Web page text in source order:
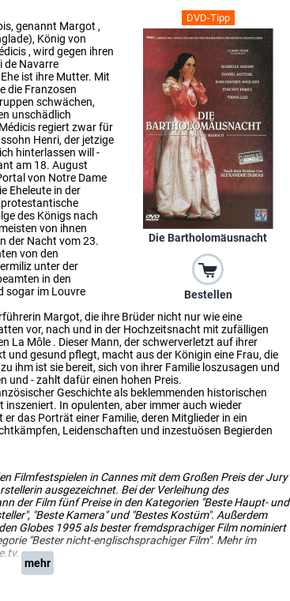
DVD-Tipp
Die Bartholomäusnacht
Bestellen
genannt Margot ,
König von
, wird gegen ihren
de Navarre
ist ihre Mutter. Mit
die Franzosen
schwächen,
unschädlich
regiert zwar für
Henri, der jetzige
hinterlassen will -
am 18. August
von Notre Dame
Eheleute in der
protestantische
des Königs nach
von ihnen
der Nacht vom 23.
von den
unter der
in den
sogar im Louvre
Margot, die ihre Brüder nicht nur wie eine
vor, nach und in der Hochzeitsnacht mit zufälligen
La Môle . Dieser Mann, der schwerverletzt auf ihrer
und gesund pflegt, macht aus der Königin eine Frau, die
ihm ist sie bereit, sich von ihrer Familie loszusagen und
und - zahlt dafür einen hohen Preis.
Geschichte als beklemmenden historischen
inszeniert. In opulenten, aber immer auch wieder
das Porträt einer Familie, deren Mitglieder in ein
Leidenschaften und inzestuösen Begierden
Filmfestspielen in Cannes mit dem Großen Preis der Jury
ausgezeichnet. Bei der Verleihung des
der Film fünf Preise in den Kategorien "Beste Haupt- und
"Beste Kamera" und "Bestes Kostüm". Außerdem
Globes 1995 als bester fremdsprachiger Film nominiert
"Bester nicht-englischsprachiger Film". Mehr im
mehr